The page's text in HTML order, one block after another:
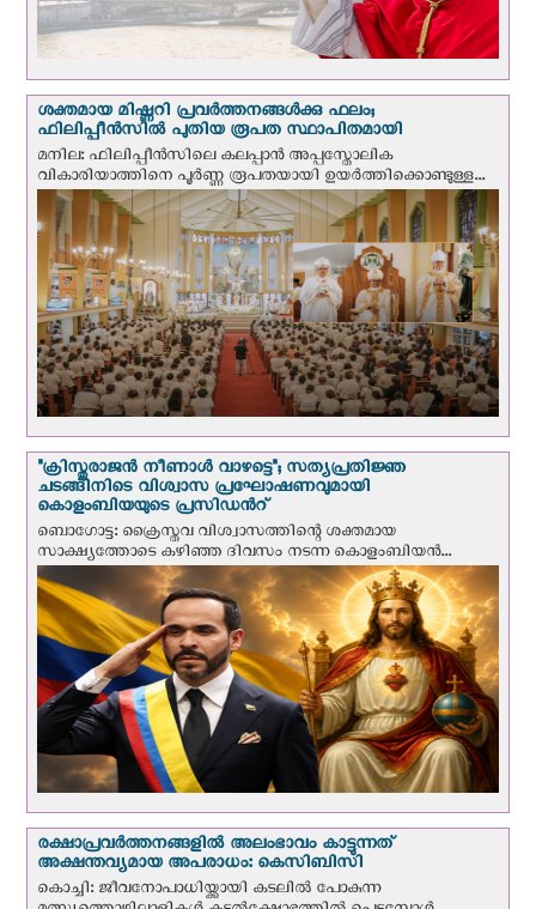
ശക്തമായ മിഷ്ണറി പ്രവർത്തനങ്ങൾക്കു ഫലം;
ഫിലിപ്പീൻസിൽ പുതിയ രൂപത സ്ഥാപിതമായി
മനില: ഫിലിപ്പീൻസിലെ കലപ്പാൻ അപ്പസ്തോലിക
വികാരിയാത്തിനെ പൂർണ്ണ രൂപതയായി ഉയർത്തിക്കൊണ്ടുള്ള...
"ക്രിസ്തുരാജന്‍ നീണാള്‍ വാഴട്ടെ"; സത്യപ്രതിജ്ഞ
ചടങ്ങിനിടെ വിശ്വാസ പ്രഘോഷണവുമായി
കൊളംബിയയുടെ പ്രസിഡന്‍റ്
ബൊഗോട്ട: ക്രൈസ്തവ വിശ്വാസത്തിന്റെ ശക്തമായ
സാക്ഷ്യത്തോടെ കഴിഞ്ഞ ദിവസം നടന്ന കൊളംബിയന്‍...
രക്ഷാപ്രവര്‍ത്തനങ്ങളില്‍ അലംഭാവം കാട്ടുന്നത്
അക്ഷന്തവ്യമായ അപരാധം: കെസിബിസി
കൊച്ചി: ജീവനോപാധിയ്ക്കായി കടലില്‍ പോകുന്ന